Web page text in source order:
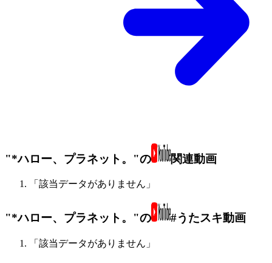
"*ハロー、プラネット。"の 関連動画
「該当データがありません」
"*ハロー、プラネット。"の #うたスキ動画
「該当データがありません」